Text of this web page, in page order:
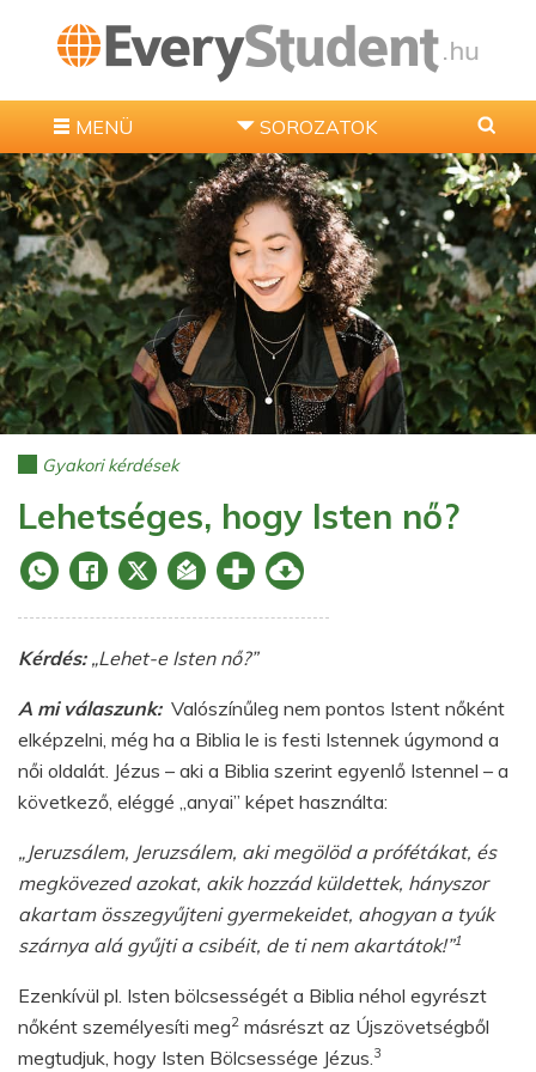
MENÜ SOROZATOK
Gyakori kérdések
Lehetséges, hogy Isten nő?
Kérdés: „Lehet-e Isten nő?”
A mi válaszunk:Valószínűleg nem pontos Istent nőként
elképzelni, még ha a Biblia le is festi Istennek úgymond a
női oldalát. Jézus – aki a Biblia szerint egyenlő Istennel – a
következő, eléggé „anyai” képet használta:
„Jeruzsálem, Jeruzsálem, aki megölöd a prófétákat, és
megkövezed azokat, akik hozzád küldettek, hányszor
akartam összegyűjteni gyermekeidet, ahogyan a tyúk
szárnya alá gyűjti a csibéit, de ti nem akartátok!”1
Ezenkívül pl. Isten bölcsességét a Biblia néhol egyrészt
nőként személyesíti meg2 másrészt az Újszövetségből
megtudjuk, hogy Isten Bölcsessége Jézus.3